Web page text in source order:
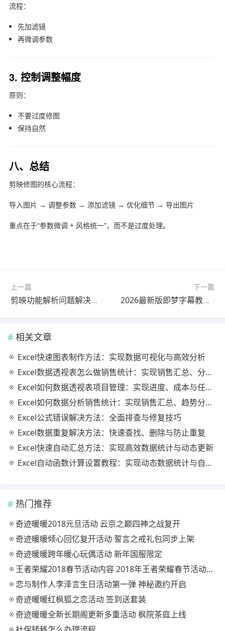
流程：
先加滤镜
再微调参数
3. 控制调整幅度
原则：
不要过度修图
保持自然
八、总结
剪映修图的核心流程：
导入图片 → 调整参数 → 添加滤镜 → 优化细节 → 导出图片
重点在于“参数微调 + 风格统一”，而不是过度处理。
上一篇
剪映功能解析问题解决教程最新更新版避坑指南
下一篇
2026最新版即梦字幕教程教程｜详细步骤
相关文章
Excel快速图表制作方法：实现数据可视化与高效分析
Excel数据透视表怎么做销售统计：实现销售汇总、分析与动态监控
Excel如何数据透视表项目管理：实现进度、成本与任务的高效分析
Excel如何数据分析销售统计：实现销售汇总、趋势分析与业绩优化
Excel公式错误解决方法：全面排查与修复技巧
Excel数据重复解决方法：快速查找、删除与防止重复
Excel快速自动汇总方法：实现高效数据统计与动态更新
Excel自动函数计算设置教程：实现动态数据统计与自动更新
热门推荐
奇迹暖暖2018元旦活动 云京之巅四神之战复开
奇迹暖暖倾心回忆复开活动 誓言之戒礼包同步上架
奇迹暖暖跨年暖心玩偶活动 新年国服限定
王者荣耀2018春节活动内容 2018年王者荣耀春节活动大全
恋与制作人李泽言生日活动第一弹 神秘邀约开启
奇迹暖暖红枫狐之恋活动 签到送套装
奇迹暖暖全新长期阁更新多重活动 枫院茶庭上线